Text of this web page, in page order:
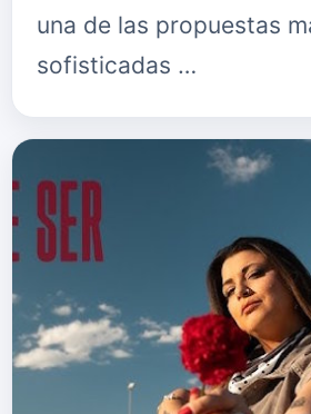
una de las propuestas
sofisticadas …